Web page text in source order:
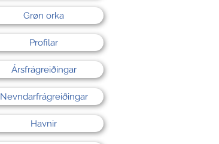
Grøn orka
Profilar
Ársfrágreiðingar
Nevndarfrágreiðingar
Havnir